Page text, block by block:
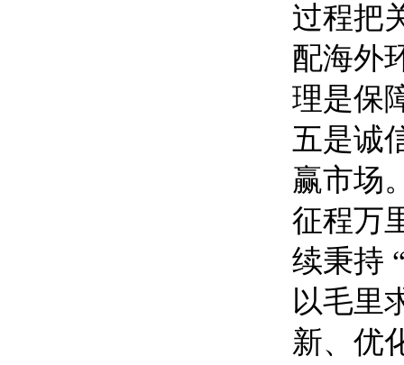
过程把
配海外
理是保
五是诚
赢市场
征程万
续秉持
以毛里
新、优